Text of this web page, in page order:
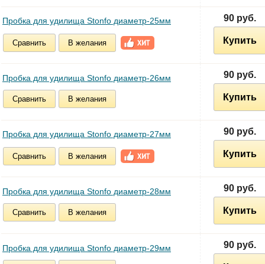
Пробка для удилища Stonfo диаметр-25мм
Сравнить В желания
90 руб.
Купить
Пробка для удилища Stonfo диаметр-26мм
Сравнить В желания
90 руб.
Купить
Пробка для удилища Stonfo диаметр-27мм
Сравнить В желания
90 руб.
Купить
Пробка для удилища Stonfo диаметр-28мм
Сравнить В желания
90 руб.
Купить
Пробка для удилища Stonfo диаметр-29мм 90 руб.